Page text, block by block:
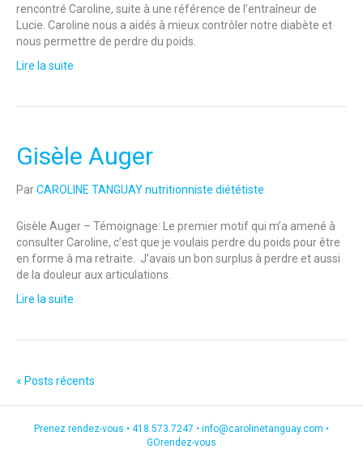
rencontré Caroline, suite à une référence de l’entraîneur de
Lucie. Caroline nous a aidés à mieux contrôler notre diabète et
nous permettre de perdre du poids.
Lire la suite
Gisèle Auger
ParCAROLINE TANGUAY nutritionniste diététiste
Gisèle Auger – Témoignage: Le premier motif qui m’a amené à
consulter Caroline, c’est que je voulais perdre du poids pour être
en forme à ma retraite. J’avais un bon surplus à perdre et aussi
de la douleur aux articulations.
Lire la suite
« Posts récents
Prenez rendez-vous • 418.573.7247 • info@carolinetanguay.com •
GOrendez-vous